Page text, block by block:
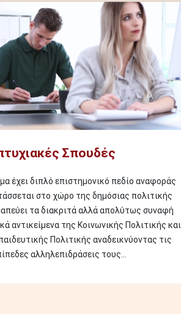
Σπουδές
έχει διπλό επιστημονικό πεδίο αναφοράς
στο χώρο της δημόσιας πολιτικής
τα διακριτά αλλά απολύτως συναφή
αντικείμενα της Κοινωνικής Πολιτικής και
Πολιτικής αναδεικνύοντας τις
αλληλεπιδράσεις τους...